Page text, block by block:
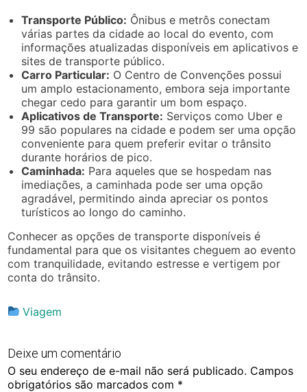
Transporte Público: Ônibus e metrôs conectam
várias partes da cidade ao local do evento, com
informações atualizadas disponíveis em aplicativos e
sites de transporte público.
Carro Particular: O Centro de Convenções possui
um amplo estacionamento, embora seja importante
chegar cedo para garantir um bom espaço.
Aplicativos de Transporte: Serviços como Uber e
99 são populares na cidade e podem ser uma opção
conveniente para quem preferir evitar o trânsito
durante horários de pico.
Caminhada: Para aqueles que se hospedam nas
imediações, a caminhada pode ser uma opção
agradável, permitindo ainda apreciar os pontos
turísticos ao longo do caminho.
Conhecer as opções de transporte disponíveis é
fundamental para que os visitantes cheguem ao evento
com tranquilidade, evitando estresse e vertigem por
conta do trânsito.
Viagem
Deixe um comentário
O seu endereço de e-mail não será publicado. Campos
obrigatórios são marcados com *